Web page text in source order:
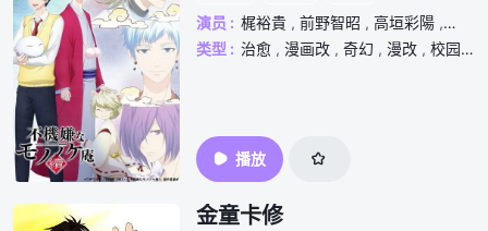
演员 : 梶裕貴 , 前野智昭 , 高垣彩陽 , 大谷
类型 : 治愈 , 漫画改 , 奇幻 , 漫改 , 校园 ,
播放
金童卡修